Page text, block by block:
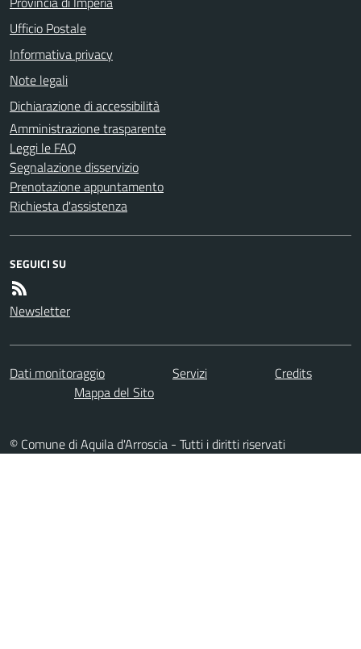
Ufficio Postale
Informativa privacy
Note legali
Dichiarazione di accessibilità
Amministrazione trasparente
Leggi le FAQ
Segnalazione disservizio
Prenotazione appuntamento
Richiesta d'assistenza
SEGUICI SU
Newsletter
Dati monitoraggio Servizi
Credits
Mappa del Sito
© Comune di Aquila d'Arroscia - Tutti i diritti riservati